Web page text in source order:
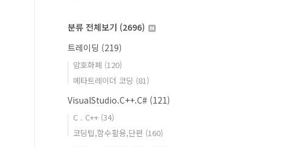
분류 전체보기 (2696)
트레이딩 (219)
암호화폐 (120)
메타트레이더 코딩 (81)
VisualStudio.C++.C# (121)
C . C++ (34)
코딩팁,함수활용,단편 (160)